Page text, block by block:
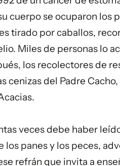
cuerpo se ocuparon los
tirado por caballos,
Miles de personas lo
los recolectores de
cenizas del Padre
veces debe haber
panes y los peces,
refrán que invita a